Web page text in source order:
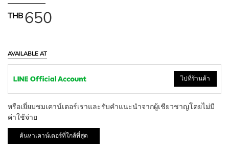
THB650
AVAILABLE AT
ไปที่ร้านค้า
หรือเยี่ยมชมเคาน์เตอร์เราและรับคำแนะนำจากผู้เชียวชาญโดยไม่มี
ค่าใช้จ่าย
ค้นหาเคาน์เตอร์ที่ใกล้ที่สุด